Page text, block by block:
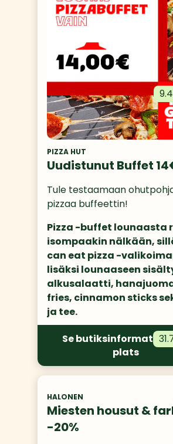
PIZZA HUT
Uudistunut Buffet
Tule testaamaan
pizzaa buffeettin!
Pizza -buffet lounaasta
isompaakin nälkään,
can eat pizza -
lisäksi lounaaseen
alkusalaatti,
fries, cinnamon sticks
ja tee.
Se butiksinformation
plats
HALONEN
Miesten housut &
-20%